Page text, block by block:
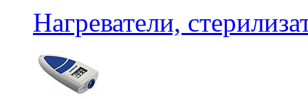
Нагреватели,